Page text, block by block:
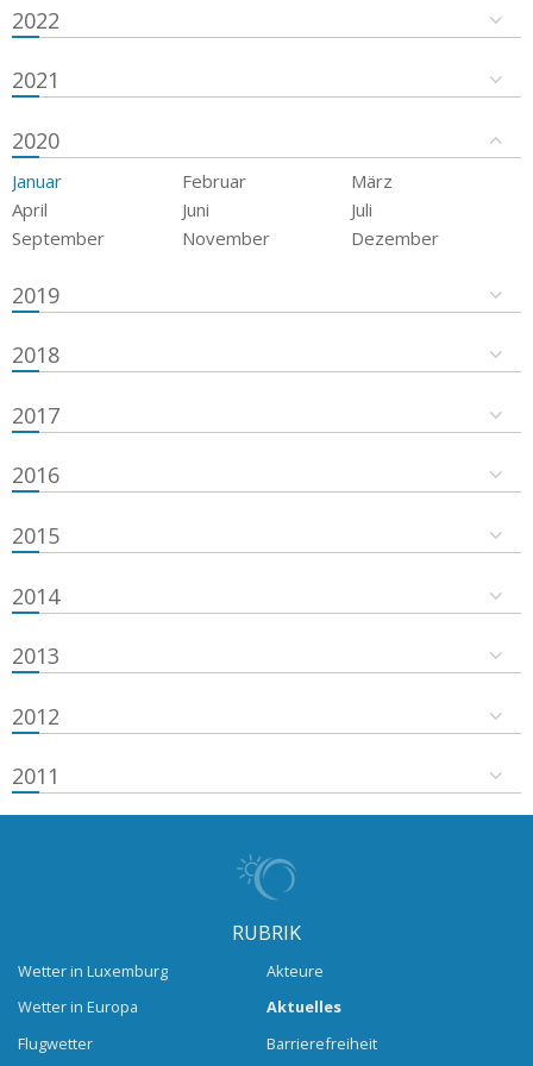
2022
2021
2020
Januar Februar
März
April
Juni
Juli
September
November Dezember
2019
2018
2017
2016
2015
2014
2013
2012
2011
RUBRIK
Wetter in Luxemburg
Wetter in Europa
Flugwetter
Akteure
Aktuelles
Barrierefreiheit